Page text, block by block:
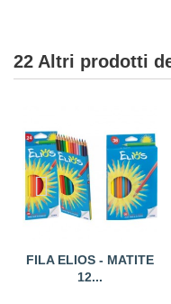
22 Altri prodotti
FILA ELIOS - MATITE
12...